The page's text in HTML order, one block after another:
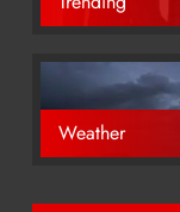
Weather